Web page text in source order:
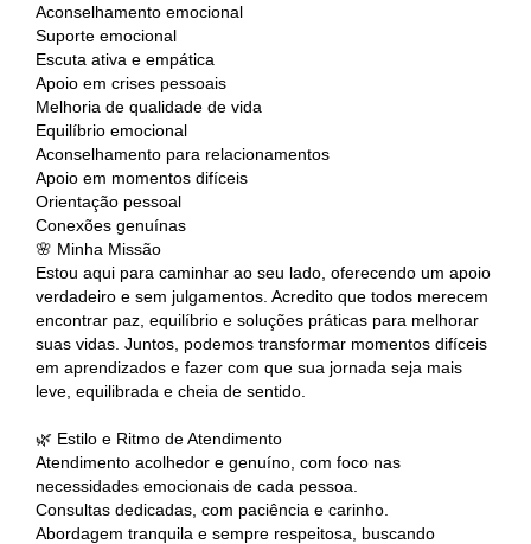
Aconselhamento emocional
Suporte emocional
Escuta ativa e empática
Apoio em crises pessoais
Melhoria de qualidade de vida
Equilíbrio emocional
Aconselhamento para relacionamentos
Apoio em momentos difíceis
Orientação pessoal
Conexões genuínas
🌸 Minha Missão
Estou aqui para caminhar ao seu lado, oferecendo um apoio
verdadeiro e sem julgamentos. Acredito que todos merecem
encontrar paz, equilíbrio e soluções práticas para melhorar
suas vidas. Juntos, podemos transformar momentos difíceis
em aprendizados e fazer com que sua jornada seja mais
leve, equilibrada e cheia de sentido.
🌿 Estilo e Ritmo de Atendimento
Atendimento acolhedor e genuíno, com foco nas
necessidades emocionais de cada pessoa.
Consultas dedicadas, com paciência e carinho.
Abordagem tranquila e sempre respeitosa, buscando